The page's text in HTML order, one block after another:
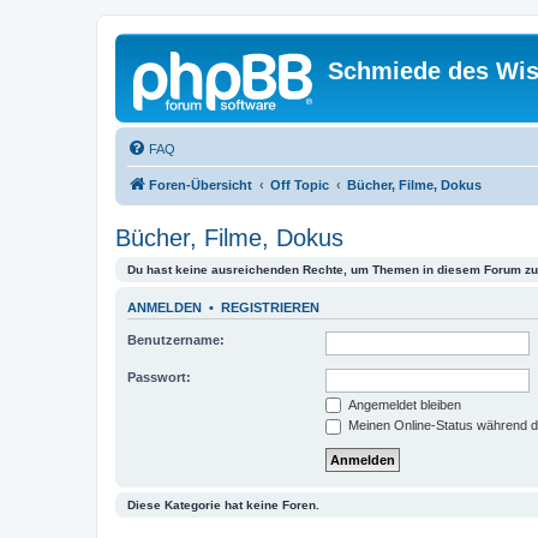
Schmiede des
FAQ
Foren-Übersicht Off Topic Bücher, Filme, Dokus
Bücher, Filme, Dokus
Du hast keine ausreichenden Rechte, um Themen in diesem Forum
ANMELDEN • REGISTRIEREN
Benutzername:
Passwort:
Angemeldet bleiben
Meinen Online-Status während
Diese Kategorie hat keine Foren.